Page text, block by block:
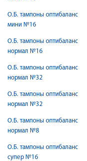
О.Б. тампоны оптибаланс
мини №16
О.Б. тампоны оптибаланс
нормал №16
О.Б. тампоны оптибаланс
нормал №32
О.Б. тампоны оптибаланс
нормал №32
О.Б. тампоны оптибаланс
нормал №8
О.Б. тампоны оптибаланс
супер №16